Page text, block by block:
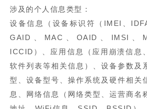
涉及的个人信息类型：
设备信息（设备标识符（IMEI、
GAID、MAC、OAID、IMSI、
ICCID）、应用信息（应用崩溃信息
软件列表等相关信息）、设备参数及
型、设备型号、操作系统及硬件相关
息、网络信息（网络类型、运营商名